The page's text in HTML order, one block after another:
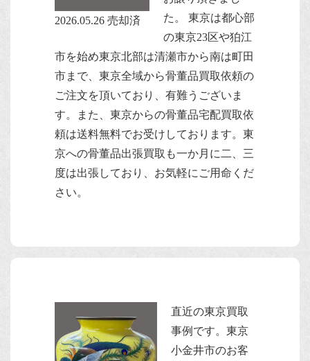
2026.05.26 売却済
た。
東京は都心部
の東京23区や狛江
市を始め東京北部は清瀬市から南は町田
市まで、東京全域から骨董品買取依頼の
ご注文を頂いており、有難うございま
す。また、東京からの骨董品宅配買取依
頼は送料無料でお受けしております。東
京への骨董品出張買取も一か月に二、三
度は出張しており、お気軽にご用命くだ
さい。
直近の東京買取
事例です。 東京
小金井市のお客